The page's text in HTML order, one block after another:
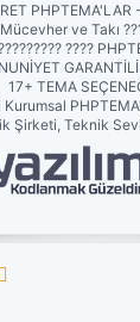
ve Takı
????
17+ TEMA
Şirketi, Teknik